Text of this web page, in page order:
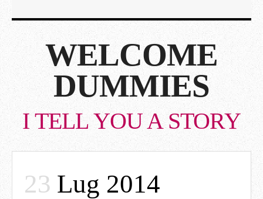
WELCOME
DUMMIES
I TELL YOU A STORY
23 Lug 2014